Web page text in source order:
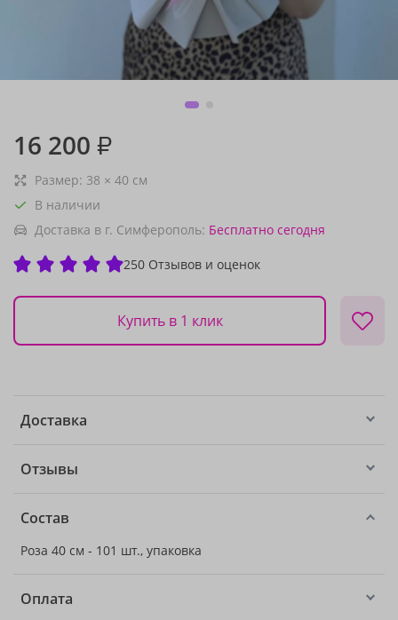
16 200 ₽
Размер: 38 × 40 см
В наличии
Доставка в г. Симферополь: Бесплатно сегодня
250 Отзывов и оценок
Купить в 1 клик
Доставка
Отзывы
Состав
Роза 40 см - 101 шт., упаковка
Оплата